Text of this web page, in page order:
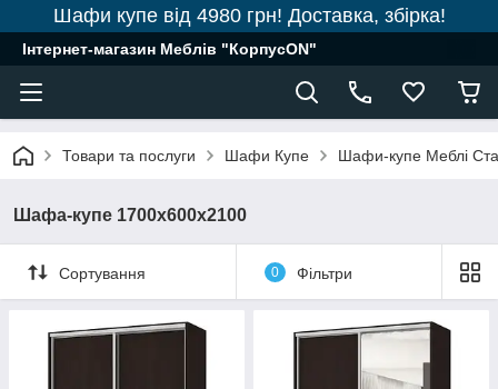
Шафи купе від 4980 грн! Доставка, збірка!
Інтернет-магазин Меблів "КорпусON"
Товари та послуги Шафи Купе Шафи-купе Меблі
Шафа-купе 1700х600х2100
Сортування 0 Фільтри